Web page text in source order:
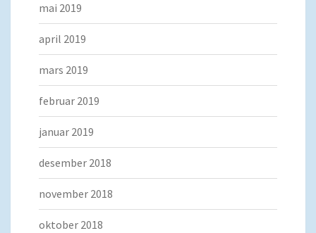
mai 2019
april 2019
mars 2019
februar 2019
januar 2019
desember 2018
november 2018
oktober 2018